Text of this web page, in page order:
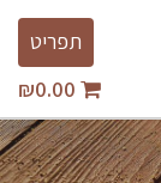
Toggle
תפריט
₪0.00